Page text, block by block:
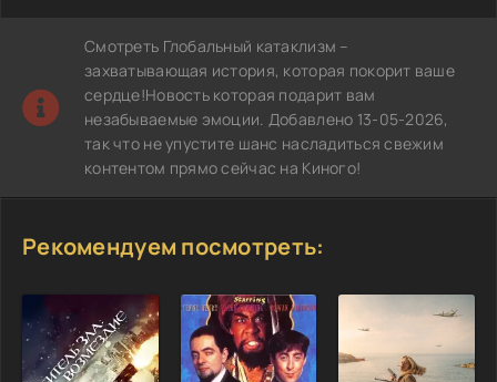
Смотреть Глобальный катаклизм –
захватывающая история, которая покорит ваше
сердце!Новость которая подарит вам
незабываемые эмоции. Добавлено 13-05-2026,
так что не упустите шанс насладиться свежим
контентом прямо сейчас на Киного!
Рекомендуем посмотреть: